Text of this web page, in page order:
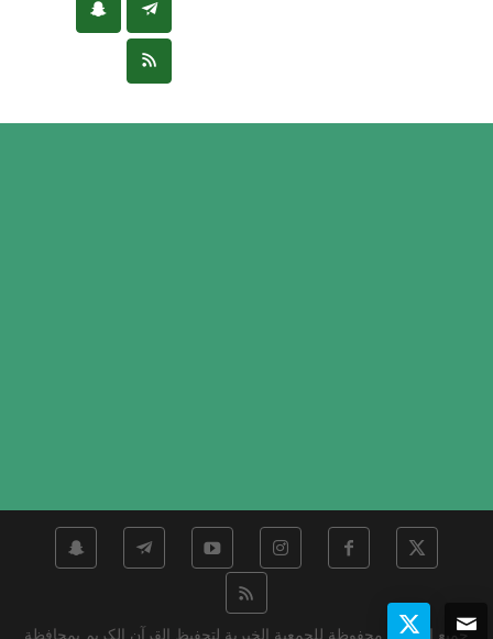
جميع الحقوق محفوظة للجمعية الخيرية لتحفيظ القرآن الكريم بمحافظة